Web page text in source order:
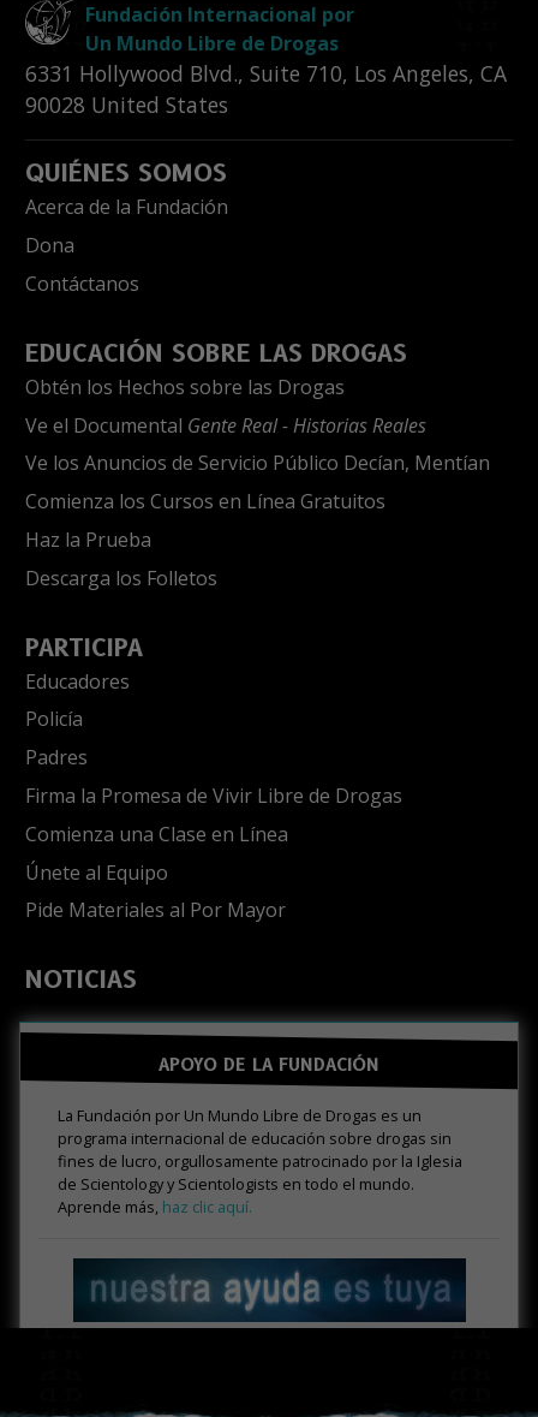
Fundación Internacional por
Un Mundo Libre de Drogas
6331 Hollywood Blvd., Suite 710, Los Angeles, CA
90028 United States
QUIÉNES SOMOS
Acerca de la Fundación
Dona
Contáctanos
EDUCACIÓN SOBRE LAS DROGAS
Obtén los Hechos sobre las Drogas
Ve el Documental Gente Real - Historias Reales
Ve los Anuncios de Servicio Público Decían, Mentían
Comienza los Cursos en Línea Gratuitos
Haz la Prueba
Descarga los Folletos
PARTICIPA
Educadores
Policía
Padres
Firma la Promesa de Vivir Libre de Drogas
Comienza una Clase en Línea
Únete al Equipo
Pide Materiales al Por Mayor
NOTICIAS
APOYO DE LA FUNDACIÓN
La Fundación por Un Mundo Libre de Drogas es un
programa internacional de educación sobre drogas sin
fines de lucro, orgullosamente patrocinado por la Iglesia
de Scientology y Scientologists en todo el mundo.
Aprende más, haz clic aquí.